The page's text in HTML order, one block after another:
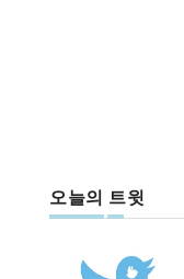
오늘의 트윗